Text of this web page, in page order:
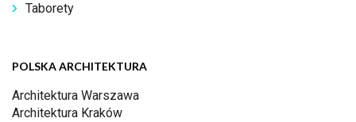
Taborety
POLSKA ARCHITEKTURA
Architektura Warszawa
Architektura Kraków